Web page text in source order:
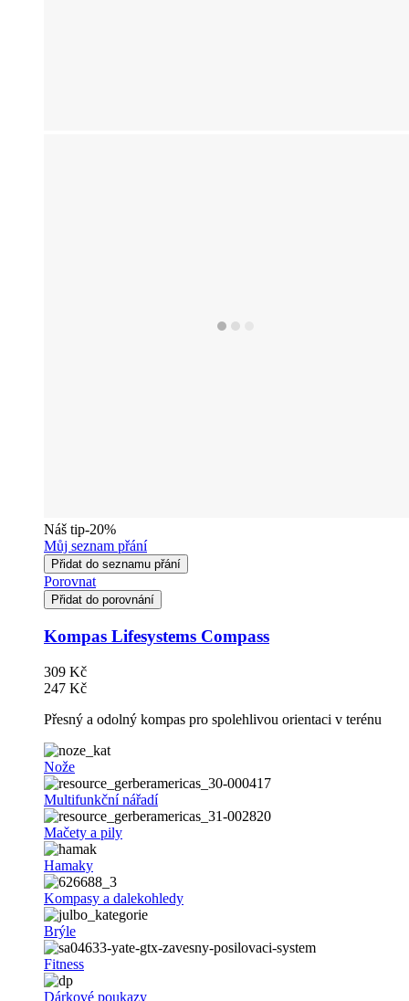
Náš tip-20%
Můj seznam přání
Přidat do seznamu přání
Porovnat
Přidat do porovnání
Kompas Lifesystems Compass
309 Kč
247 Kč
Přesný a odolný kompas pro spolehlivou orientaci v terénu
Nože
Multifunkční nářadí
Mačety a pily
Hamaky
Kompasy a dalekohledy
Brýle
Fitness
Dárkové poukazy